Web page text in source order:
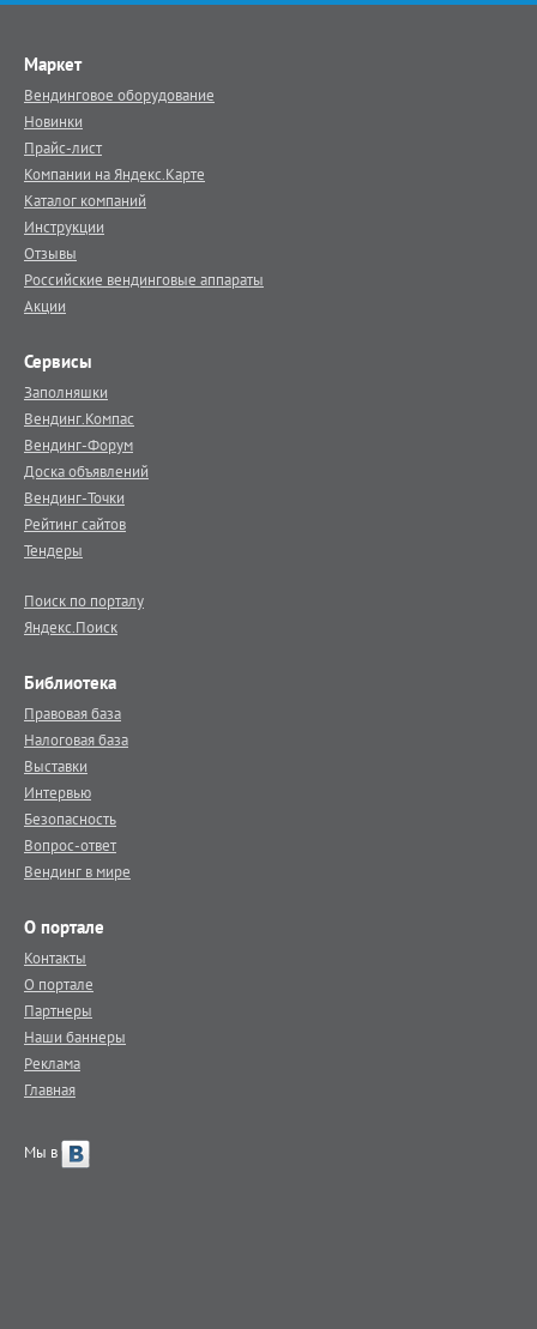
Маркет
Вендинговое оборудование
Новинки
Прайс-лист
Компании на Яндекс.Карте
Каталог компаний
Инструкции
Отзывы
Российские вендинговые аппараты
Акции
Сервисы
Заполняшки
Вендинг.Компас
Вендинг-Форум
Доска объявлений
Вендинг-Точки
Рейтинг сайтов
Тендеры
Поиск по порталу
Яндекс.Поиск
Библиотека
Правовая база
Налоговая база
Выставки
Интервью
Безопасность
Вопрос-ответ
Вендинг в мире
О портале
Контакты
О портале
Партнеры
Наши баннеры
Реклама
Главная
Мы в